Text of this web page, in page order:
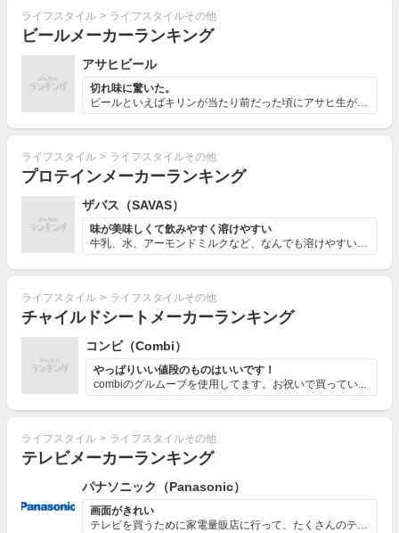
ライフスタイル > ライフスタイルその他
ビールメーカーランキング
アサヒビール
切れ味に驚いた。
ビールといえばキリンが当たり前だった頃にアサヒ生が発売...
ライフスタイル > ライフスタイルその他
プロテインメーカーランキング
ザバス（SAVAS）
味が美味しくて飲みやすく溶けやすい
牛乳、水、アーモンドミルクなど、なんでも溶けやすいザバ...
ライフスタイル > ライフスタイルその他
チャイルドシートメーカーランキング
コンビ（Combi）
やっぱりいい値段のものはいいです！
combiのグルムーブを使用してます。お祝いで買ってい...
ライフスタイル > ライフスタイルその他
テレビメーカーランキング
パナソニック（Panasonic）
画面がきれい
テレビを買うために家電量販店に行って、たくさんのテレビ...